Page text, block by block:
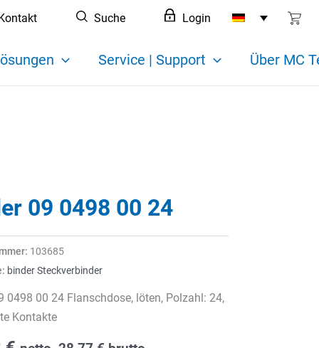
Suche Login
Service | Support Über MC
09 0498 00 24
103685
binder Steckverbinder
0498 00 24 Flanschdose, löten, Polzahl: 24,
Kontakte